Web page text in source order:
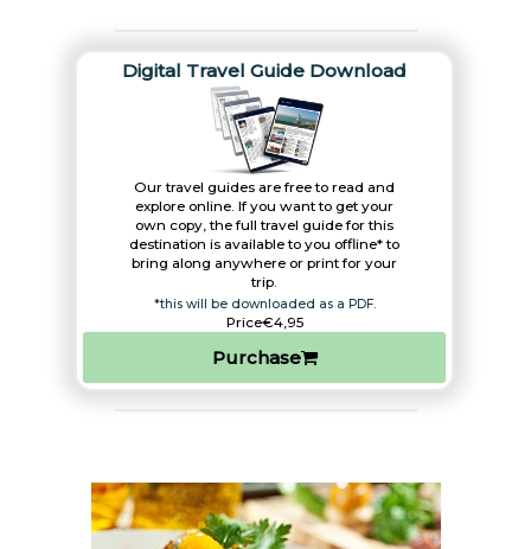
Digital Travel Guide Download
Our travel guides are free to read and
explore online. If you want to get your
own copy, the full travel guide for this
destination is available to you offline* to
bring along anywhere or print for your
trip.​
*this will be downloaded as a PDF.
Price€4,95
Purchase